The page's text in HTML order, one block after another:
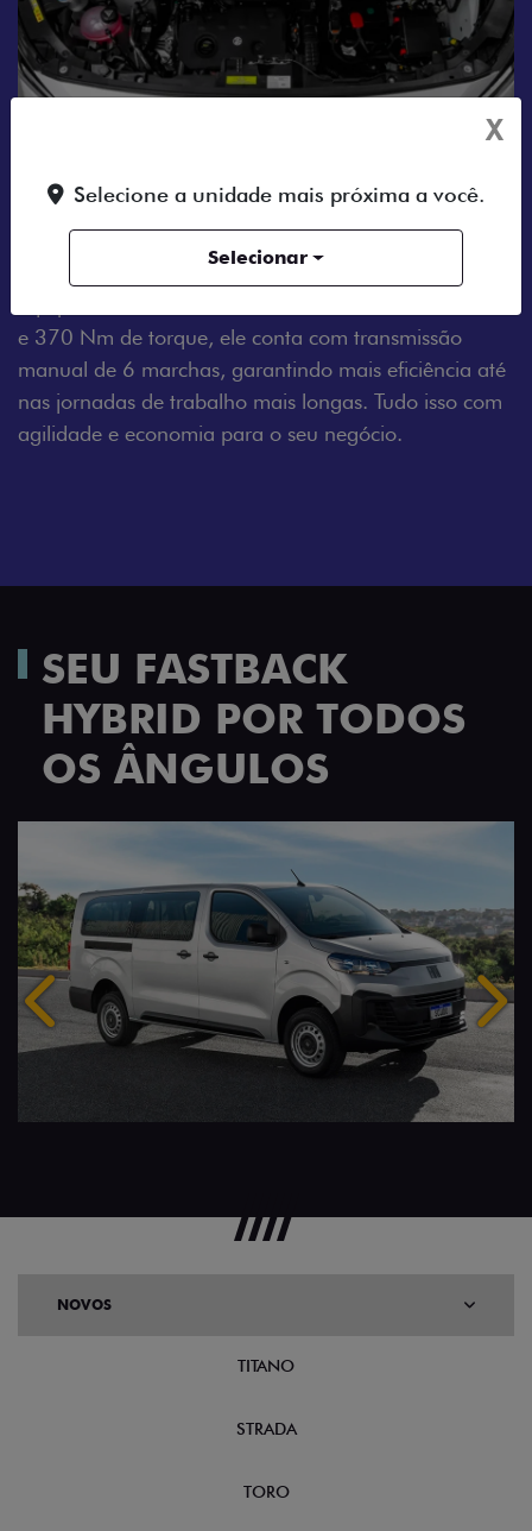
MOTOR A DIESEL
Tenha um dia a dia sem estresse com o Fiat Scudo.
e 370 Nm de torque, ele conta com transmissão
manual de 6 marchas, garantindo mais eficiência até
nas jornadas de trabalho mais longas. Tudo isso com
agilidade e economia para o seu negócio.
SEU FASTBACK
HYBRID POR TODOS
OS ÂNGULOS
Anterior
NOVOS
TITANO
STRADA
TORO
X
Selecione a unidade mais próxima a você.
Selecionar